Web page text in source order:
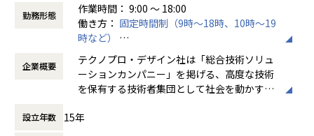
め
会社についての詳細
当社は、約8,500名のエンジニアの現場力と技術コンサルテ
ィングを融合し、課題解決から価値創造までを一貫して支援
する総合技術ソリューションカンパニーです。
ど幅広い業界において、多様なプロジェクトからエンジニア
勤務形態
作業時間： 9:00 ～ 18:00
働き方： 固定時間制（9時～18時、10時～19
時など）
時間外労働の有無： 有（月平均20時間）
休憩時間： 60分
企業概要
テクノプロ・デザイン社は「総合技術ソリュ
ーションカンパニー」を掲げる、高度な技術
を保有する技術者集団として社会を動かすこ
設立年数 15年